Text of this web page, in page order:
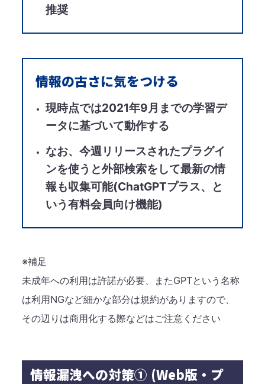
推奨​
情報の古さに気をつける​
現時点では2021年9月までの学習デ
ータに基づいて動作する
なお、今週リリースされたプラグイ
ンを使うと外部検索をして最新の情
報も収集可能​(ChatGPTプラス、と
いう有料会員向け機能)​
※補足
未成年への利用は許諾が必要、またGPTという名称
は利用NGなど細かな部分は​規約がありますので、
その辺りは商用化する際などはご注意ください​
情報漏洩への対策① (Web版・プ